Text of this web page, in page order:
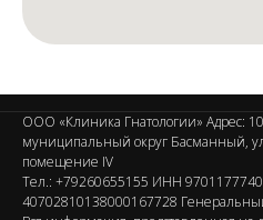
ООО «Клиника Гнатологии» Адрес:
муниципальный округ Басманный,
помещение IV
Тел.: +79260655155 ИНН
40702810138000167728